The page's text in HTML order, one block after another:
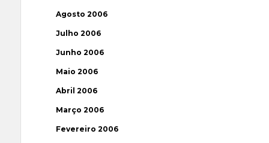
Agosto 2006
Julho 2006
Junho 2006
Maio 2006
Abril 2006
Março 2006
Fevereiro 2006